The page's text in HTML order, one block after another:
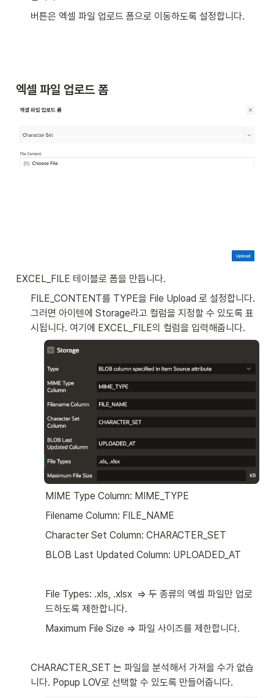
버튼은 엑셀 파일 업로드 폼으로 이동하도록 설정합니다.
엑셀 파일 업로드 폼
EXCEL_FILE 테이블로 폼을 만듭니다.
FILE_CONTENT를 TYPE을 File Upload 로 설정합니다.
그러면 아이텐에 Storage라고 컬럼을 지정할 수 있도록 표
시됩니다. 여기에 EXCEL_FILE의 컬럼을 입력해줍니다.
MIME Type Column: MIME_TYPE
Filename Column: FILE_NAME
Character Set Column: CHARACTER_SET
BLOB Last Updated Column: UPLOADED_AT
File Types: .xls, .xlsx  ⇒ 두 종류의 엑셀 파일만 업로
드하도록 제한합니다.
Maximum File Size ⇒ 파일 사이즈를 제한합니다.
CHARACTER_SET 는 파일을 분석해서 가져올 수가 없습
니다. Popup LOV로 선택할 수 있도록 만들어줍니다.